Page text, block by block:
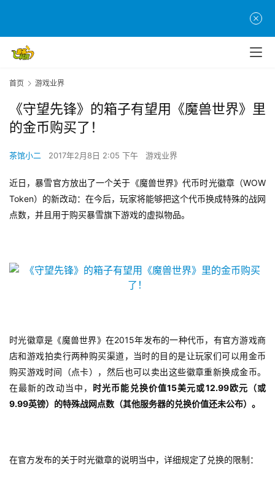
首页 游戏业界
《守望先锋》的箱子有望用《魔兽世界》里
的金币购买了！
茶馆小二 2017年2月8日 2:05 下午 游戏业界
近日，暴雪官方放出了一个关于《魔兽世界》代币时光徽章（WOW
Token）的新改动：在今后，玩家将能够把这个代币换成特殊的战网
点数，并且用于购买暴雪旗下游戏的虚拟物品。
时光徽章是《魔兽世界》在2015年发布的一种代币，有官方游戏商
店和游戏拍卖行两种购买渠道，当时的目的是让玩家们可以用金币
购买游戏时间（点卡），然后也可以卖出这些徽章重新换成金币。
在最新的改动当中，
时光币能兑换价值15美元或12.99欧元（或
9.99英镑）的特殊战网点数（其他服务器的兑换价值还未公布）。
在官方发布的关于时光徽章的说明当中，详细规定了兑换的限制：